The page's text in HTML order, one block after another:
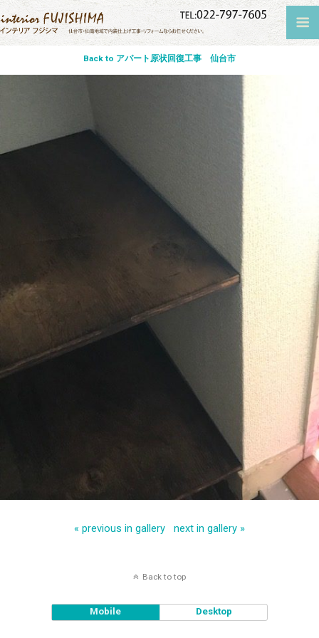
Back to アパート原状回復工事 仙台市
« previous in gallery next in gallery »
Back to top
Mobile Desktop